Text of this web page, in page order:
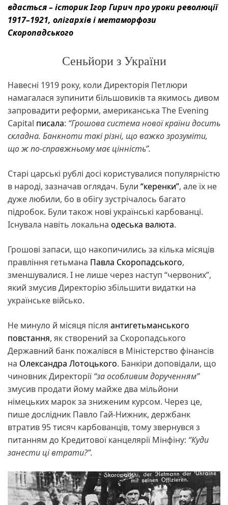
вдасться – історик Ігор Гирич про уроки революції
1917–1921, олігархів і метаморфози
Скоропадського
Сеньйори з України
Навесні 1919 року, коли Директорія Петлюри
намагалася зупинити більшовиків та якимось дивом
запровадити реформи, американська The Evening
Capital писала: “Грошова система нової країни досить
складна. Банкноти такі різні, що важко зрозуміти,
що ж по-справжньому має цінність”.
Старі царські рублі досі користувалися популярністю
в народі, зазначав оглядач. Були “керенки”, але їх не
дуже любили, бо в обігу зустрічалось багато
підробок. Були також нові українські карбованці.
Існувала навіть локальна одеська валюта.
Грошові запаси, що накопичились за кілька місяців
правління гетьмана Павла Скоропадського,
зменшувалися. І не лише через наступ “червоних”,
який змусив Директорію збільшити видатки на
українське військо.
Не минуло й місяця після антигетьманського
повстання, як створений за Скоропадського
Державний банк пожалівся в Міністерство фінансів
на Олександра Лотоцького. Банкіри доповідали, що
чиновник Директорії“за особливим дорученням”
змусив продати йому майже два мільйони
німецьких марок за зниженим курсом. Через це,
пише дослідник Павло Гай-Нижник, держбанк
втратив 95 тисяч карбованців, тому звернувся з
питанням до Кредитової канцелярії Мінфіну: “Куди
занести ці втрати?”.